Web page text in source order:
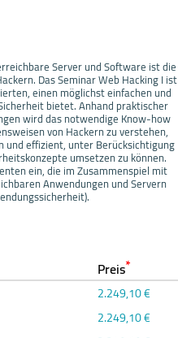
Server und Software ist die
Das Seminar Web Hacking I ist
einen möglichst einfachen und
bietet. Anhand praktischer
wird das notwendige Know-how
von Hackern zu verstehen,
und effizient, unter Berücksichtigung
umsetzen zu können.
ein, die im Zusammenspiel mit
Anwendungen und Servern
Preis*
2.249,10 €
2.249,10 €